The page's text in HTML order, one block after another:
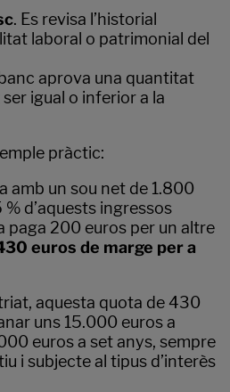
. Es revisa l’historial
laboral o patrimonial del
aprova una quantitat
igual o inferior a la
pràctic:
amb un sou net de 1.800
d’aquests ingressos
paga 200 euros per un altre
euros de marge per a
aquesta quota de 430
uns 15.000 euros a
euros a set anys, sempre
i subjecte al tipus d’interès